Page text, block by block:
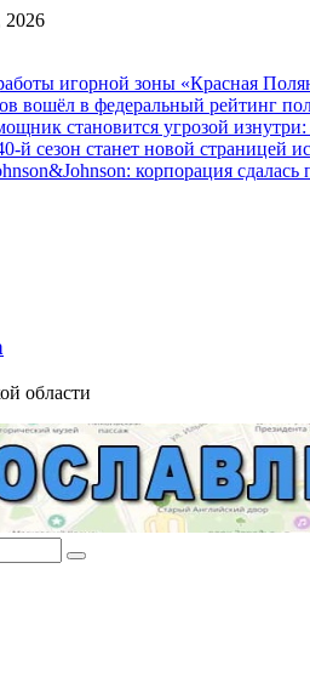
2026
игорной зоны «Красная
вошёл в федеральный рейтинг
становится угрозой
сезон станет новой страницей
корпорация сдалась
области